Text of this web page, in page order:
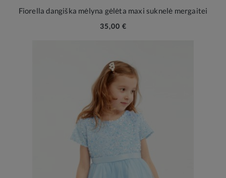
Fiorella dangiška mėlyna gėlėta maxi suknelė mergaitei
35,00 €